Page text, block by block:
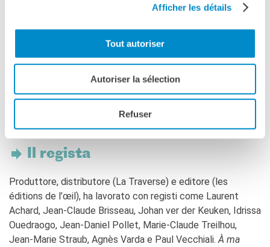
Afficher les détails
Tout autoriser
Autoriser la sélection
Refuser
rispecchiamenti, silenzi, rimbalzi, messe in scena di messe in
spazi delle interviste di Achard e intanto sussurra il
miracolo del cinema come testimonianza di un sentimento.
“Quando consideriamo quanto la morte ci sia familiare,
quanto sia completa la nostra ignoranza, e quanto sia stata
Il regista
Produttore, distributore (La Traverse) e editore (les
éditions de l’œil), ha lavorato con registi come Laurent
Achard, Jean-Claude Brisseau, Johan ver der Keuken, Idrissa
Ouedraogo, Jean-Daniel Pollet, Marie-Claude Treilhou,
Jean-Marie Straub, Agnès Varda e Paul Vecchiali. À ma